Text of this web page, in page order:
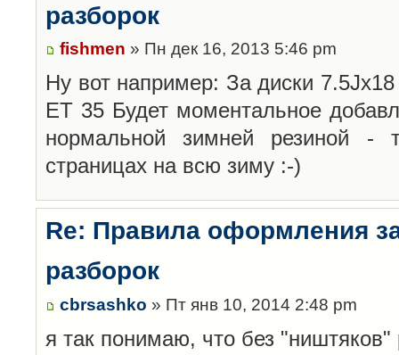
разборок
fishmen » Пн дек 16, 2013 5:46 pm
Ну вот например: За диски
ET 35 Будет моментальное
нормальной зимней резиной
страницах на всю зиму :-)
Re: Правила оформления
разборок
cbrsashko » Пт янв 10, 2014 2:48 pm
я так понимаю, что без "ништяков"